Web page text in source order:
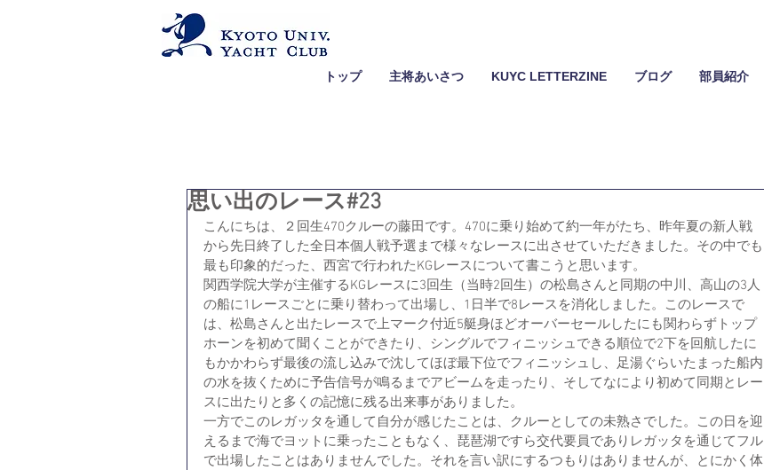
トップ 主将あいさつ KUYC LETTERZINE ブログ 部員紹介
思い出のレース#23
​こんにちは、２回生470クルーの藤田です。470に乗り始めて約一年がたち、昨年夏の新人戦
から先日終了した全日本個人戦予選まで様々なレースに出させていただきました。その中でも
最も印象的だった、西宮で行われたKGレースについて書こうと思います。
​関西学院大学が主催するKGレースに3回生（当時2回生）の松島さんと同期の中川、高山の3人
の船に1レースごとに乗り替わって出場し、1日半で8レースを消化しました。このレースで
は、松島さんと出たレースで上マーク付近5艇身ほどオーバーセールしたにも関わらずトップ
ホーンを初めて聞くことができたり、シングルでフィニッシュできる順位で2下を回航したに
もかかわらず最後の流し込みで沈してほぼ最下位でフィニッシュし、足湯ぐらいたまった船内
の水を抜くために予告信号が鳴るまでアビームを走ったり、そしてなにより初めて同期とレー
スに出たりと多くの記憶に残る出来事がありました。
​一方でこのレガッタを通して自分が感じたことは、クルーとしての未熟さでした。この日を迎
えるまで海でヨットに乗ったこともなく、琵琶湖ですら交代要員でありレガッタを通じてフル
で出場したことはありませんでした。それを言い訳にするつもりはありませんが、とにかく体